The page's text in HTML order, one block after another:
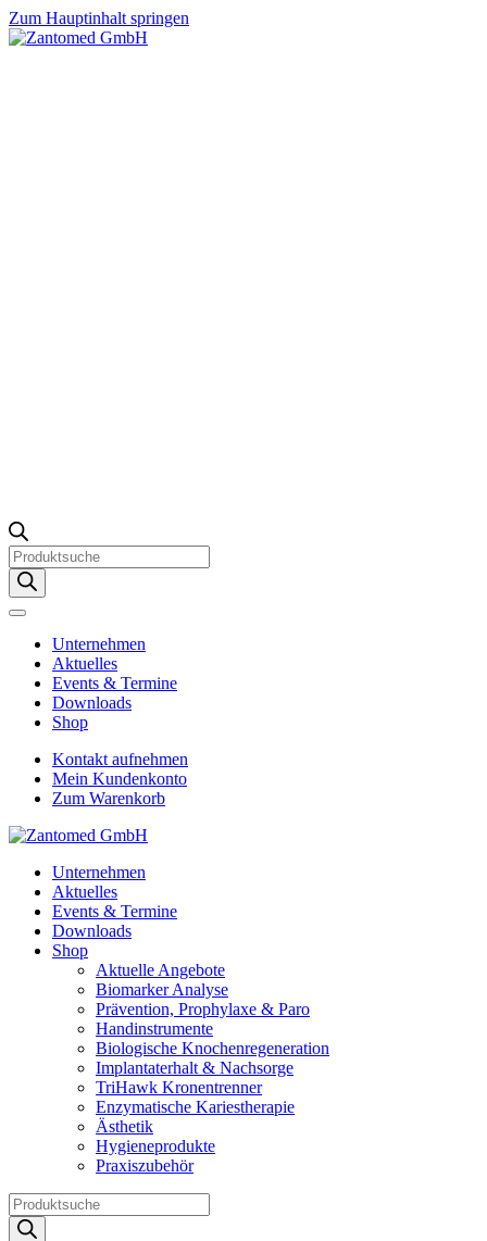
Zum Hauptinhalt springen
Products
search
Unternehmen
Aktuelles
Events & Termine
Downloads
Shop
Kontakt aufnehmen
Mein Kundenkonto
Zum Warenkorb
Unternehmen
Aktuelles
Events & Termine
Downloads
Shop
Aktuelle Angebote
Biomarker Analyse
Prävention, Prophylaxe & Paro
Handinstrumente
Biologische Knochenregeneration
Implantaterhalt & Nachsorge
TriHawk Kronentrenner
Enzymatische Kariestherapie
Ästhetik
Hygieneprodukte
Praxiszubehör
Products
search